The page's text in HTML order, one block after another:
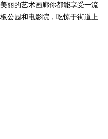
丽的艺术画廊你都能享受一流
公园和电影院，吃惊于街道上